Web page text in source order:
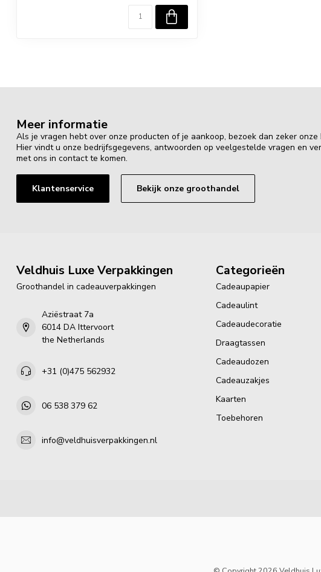
Meer informatie
Als je vragen hebt over onze producten of je aankoop, bezoek dan zeker
Hier vindt u onze bedrijfsgegevens, antwoorden op veelgestelde vragen en
met ons in contact te komen.
Klantenservice Bekijk onze groothandel
Veldhuis Luxe Verpakkingen
Groothandel in cadeauverpakkingen
Aziëstraat 7a
6014 DA Ittervoort
the Netherlands
+31 (0)475 562932
06 538 379 62
info@veldhuisverpakkingen.nl
Categorieën
Cadeaupapier
Cadeaulint
Cadeaudecoratie
Draagtassen
Cadeaudozen
Cadeauzakjes
Kaarten
Toebehoren